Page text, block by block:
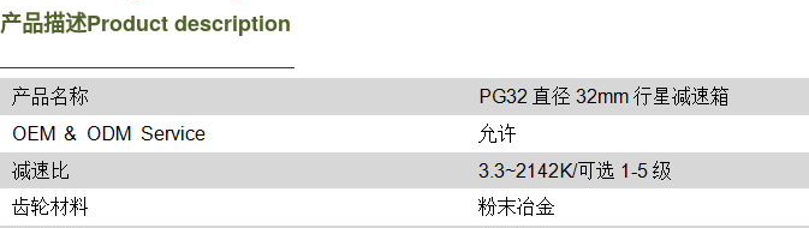
产品描述Product description